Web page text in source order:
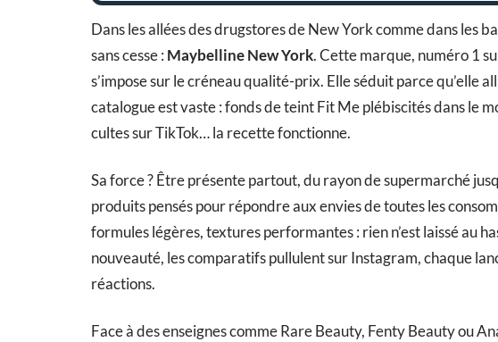
Dans les allées des drugstores de New York comme dans les
sans cesse : Maybelline New York. Cette marque, numéro 1
s’impose sur le créneau qualité-prix. Elle séduit parce qu’elle
catalogue est vaste : fonds de teint Fit Me plébiscités dans le
cultes sur TikTok… la recette fonctionne.
Sa force ? Être présente partout, du rayon de supermarché
produits pensés pour répondre aux envies de toutes les
formules légères, textures performantes : rien n’est laissé au
nouveauté, les comparatifs pullulent sur Instagram, chaque
réactions.
Face à des enseignes comme Rare Beauty, Fenty Beauty ou